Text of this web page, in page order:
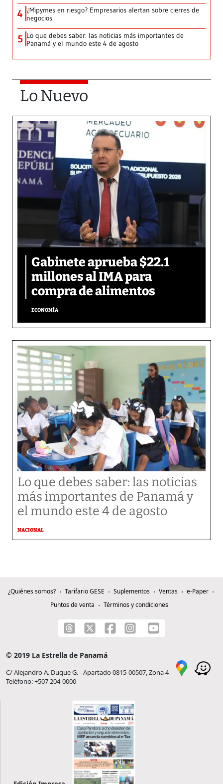
4 ¿Mipymes en riesgo? Empresarios alertan sobre cierres de
negocios
5 Lo que debes saber: las noticias más importantes de
Panamá y el mundo este 4 de agosto
Lo Nuevo
Gabinete aprueba $22.1
millones al IMA para
compra de alimentos
ECONOMÍA
Lo que debes saber: las noticias
más importantes de Panamá y
el mundo este 4 de agosto
NACIONAL
¿Quiénes somos? Tarifario GESE Suplementos Ventas
e-Paper
Puntos de venta
Términos y condiciones
© 2019 La Estrella de Panamá
C/ Alejandro A. Duque G. - Apartado 0815-00507, Zona 4
Teléfono: +507 204-0000